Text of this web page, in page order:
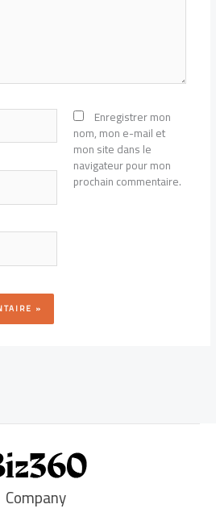
Enregistrer mon
nom, mon e-mail et
mon site dans le
navigateur pour mon
prochain commentaire.
Company